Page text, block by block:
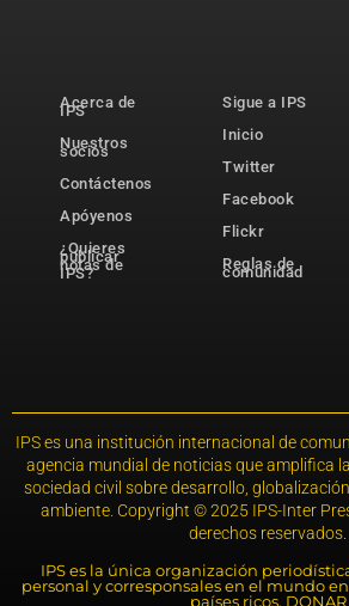
Acerca de
IPS
Nuestros
socios
Contáctenos
Apóyenos
¿Quieres
publicar
notas de
IPS?
Sigue a IPS
Inicio
Twitter
Facebook
Flickr
Reglas de
comunidad
IPS es una institución internacional de
agencia mundial de noticias que amplifica
sociedad civil sobre desarrollo,
ambiente. Copyright © 2025 IPS-Inter
derechos reservados.
IPS es la única organización
personal y corresponsales en el mundo
países ricos. DONAR